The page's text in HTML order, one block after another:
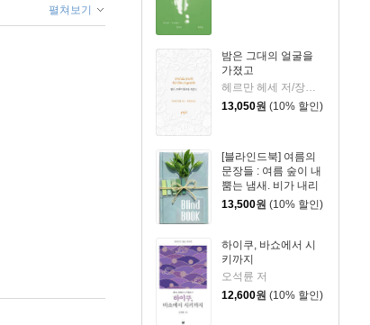
밤은 그대의 얼굴을
가졌고
13,050원 (10% 할인)
[블라인드북] 여름의
문장들 : 여름 숲이 내
뿜는 냄새. 비가 내리
면 그 향기가 더욱 짙
듯한 착각이 듭니다.
13,500원 (10% 할인)
하이쿠, 바쇼에서 시
키까지
오석륜 저
12,600원 (10% 할인)
펼쳐보기